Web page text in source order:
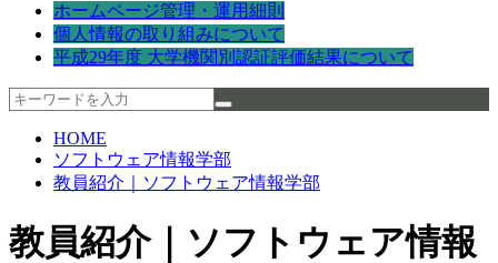
ホームページ管理・運用細則
個人情報の取り組みについて
平成29年度 大学機関別認証評価結果について
HOME
ソフトウェア情報学部
教員紹介｜ソフトウェア情報学部
教員紹介｜ソフトウェア情報